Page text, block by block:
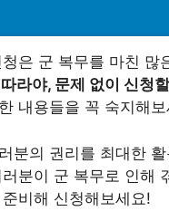
은 군 복무를 마친 많
라야, 문제 없이 신청
내용들을 꼭 숙지해
분의 권리를 최대한
분이 군 복무로 인해
비해 신청해보세요!